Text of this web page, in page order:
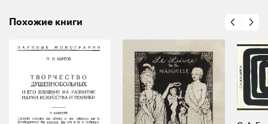
Похожие книги